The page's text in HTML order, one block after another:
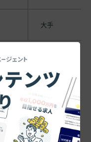
大手
」は、そのプレッシ
。
れない職種は、離職
平均よりも離職率が